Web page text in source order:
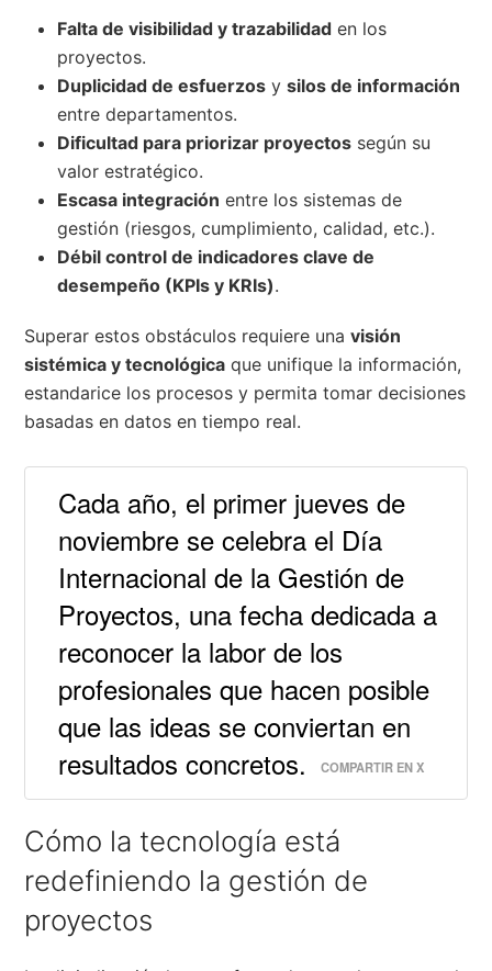
Falta de visibilidad y trazabilidad en los
proyectos.
Duplicidad de esfuerzos ysilos de información
entre departamentos.
Dificultad para priorizar proyectos según su
valor estratégico.
Escasa integración entre los sistemas de
gestión (riesgos, cumplimiento, calidad, etc.).
Débil control de indicadores clave de
desempeño (KPIs y KRIs).
Superar estos obstáculos requiere unavisión
sistémica y tecnológica que unifique la información,
estandarice los procesos y permita tomar decisiones
basadas en datos en tiempo real.
Cada año, el primer jueves de
noviembre se celebra el Día
Internacional de la Gestión de
Proyectos, una fecha dedicada a
reconocer la labor de los
profesionales que hacen posible
que las ideas se conviertan en
resultados concretos.
COMPARTIR EN X
Cómo la tecnología está
redefiniendo la gestión de
proyectos